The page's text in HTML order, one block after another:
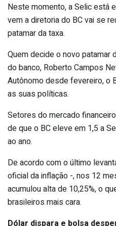
Neste momento, a Selic está
vem a diretoria do BC vai se
patamar da taxa.
Quem decide o novo patamar
do banco, Roberto Campos
Autônomo desde fevereiro, o
as suas políticas.
Setores do mercado
de que o BC eleve em 1,5 a
ao ano.
De acordo com o último
oficial da inflação -, nos 12
acumulou alta de 10,25%, o
brasileiros mais cara.
Dólar dispara e bolsa